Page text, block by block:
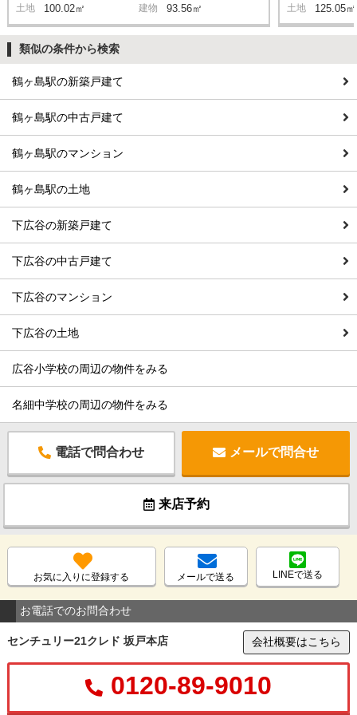
土地 100.02㎡ 建物 93.56㎡ 土地 125.05㎡
類似の条件から検索
鶴ヶ島駅の新築戸建て
鶴ヶ島駅の中古戸建て
鶴ヶ島駅のマンション
鶴ヶ島駅の土地
下広谷の新築戸建て
下広谷の中古戸建て
下広谷のマンション
下広谷の土地
広谷小学校の周辺の物件をみる
名細中学校の周辺の物件をみる
電話で問合わせ メールで問合せ
来店予約
お気に入りに登録する メールで送る LINEで送る
お電話でのお問合わせ
センチュリー21クレド 坂戸本店 会社概要はこちら
0120-89-9010